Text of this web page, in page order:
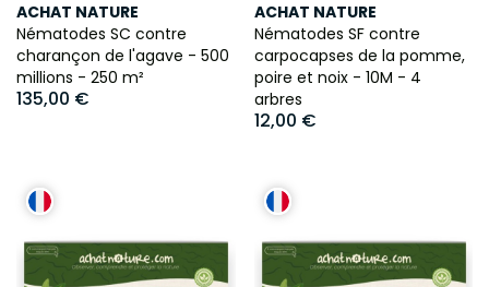
ACHAT NATURE
Nématodes SC contre
charançon de l'agave - 500
millions - 250 m²
135,00 €
ACHAT NATURE
Nématodes SF contre
carpocapses de la pomme,
poire et noix - 10M - 4
arbres
12,00 €